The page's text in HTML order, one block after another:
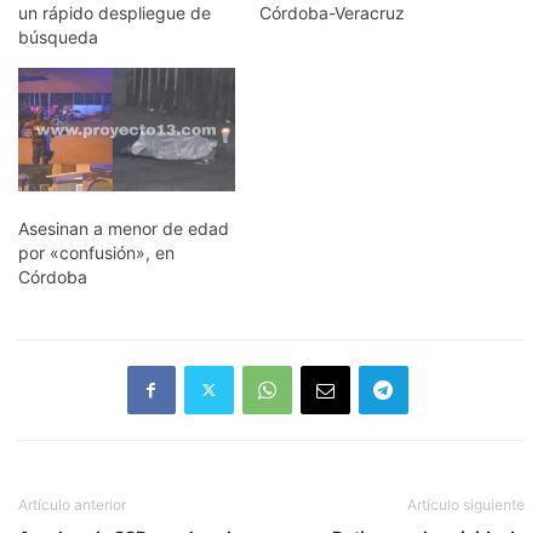
un rápido despliegue de
búsqueda
Córdoba-Veracruz
Asesinan a menor de edad
por «confusión», en
Córdoba
Artículo anterior Artículo siguiente